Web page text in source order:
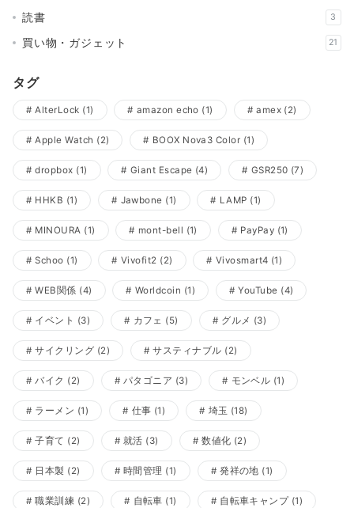
読書 3
買い物・ガジェット 21
タグ
AlterLock (1) amazon echo (1) amex(2)
Apple Watch (2) BOOX Nova3 Color (1)
dropbox (1) Giant Escape (4) GSR250 (7)
HHKB (1) Jawbone (1) LAMP (1)
MINOURA (1) mont-bell (1) PayPay (1)
Schoo (1) Vivofit2 (2) Vivosmart4 (1)
WEB関係 (4) Worldcoin (1) YouTube (4)
イベント (3) カフェ (5) グルメ (3)
サイクリング (2) サスティナブル (2)
バイク (2) パタゴニア (3) モンベル (1)
ラーメン (1) 仕事 (1) 埼玉 (18)
子育て (2) 就活 (3) 数値化 (2)
日本製 (2) 時間管理 (1) 発祥の地 (1)
職業訓練 (2) 自転車 (1) 自転車キャンプ(1)